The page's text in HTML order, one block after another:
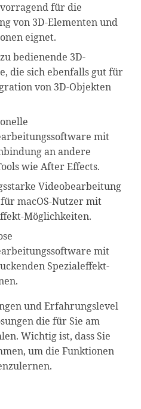
für die
von 3D-Elementen und
eignet.
bedienende 3D-
die sich ebenfalls gut für
von 3D-Objekten
mit
an andere
wie After Effects.
Videobearbeitung
macOS-Nutzer mit
Möglichkeiten.
mit
Spezialeffekt-
und Erfahrungslevel
die für Sie am
Wichtig ist, dass Sie
um die Funktionen